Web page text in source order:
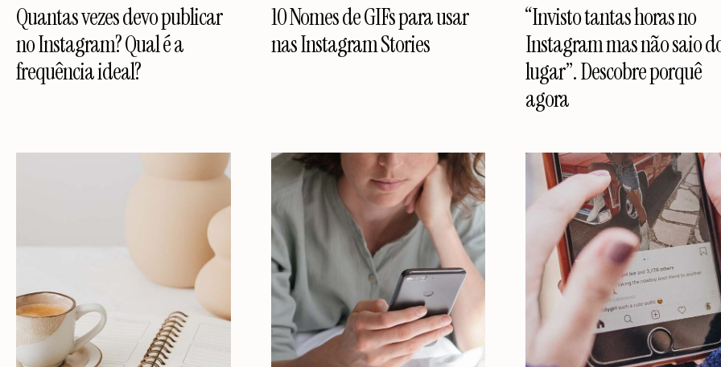
Quantas vezes devo publicar
no Instagram? Qual é a
frequência ideal?
10 Nomes de GIFs para usar
nas Instagram Stories
“Invisto tantas horas no
Instagram mas não saio
lugar”. Descobre porquê
agora